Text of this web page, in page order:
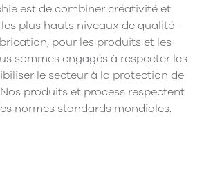
est de combiner créativité et
plus hauts niveaux de qualité -
pour les produits et les
sommes engagés à respecter les
le secteur à la protection de
produits et process respectent
normes standards mondiales.